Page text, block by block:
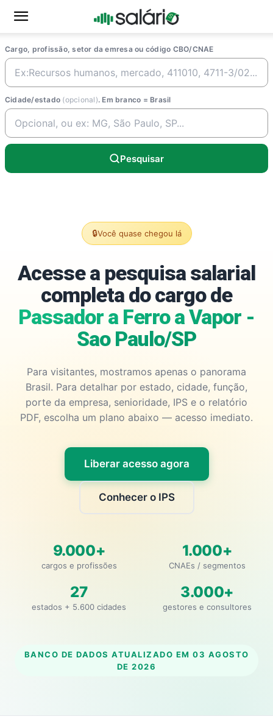
Cargo, profissão, setor da emresa ou código CBO/CNAE
Cidade/estado (opcional). Em branco = Brasil
Pesquisar
🔒Você quase chegou lá
Acesse a pesquisa salarial
completa do cargo de
Passador a Ferro a Vapor -
Sao Paulo/SP
Para visitantes, mostramos apenas o panorama
Brasil. Para detalhar por estado, cidade, função,
porte da empresa, senioridade, IPS e o relatório
PDF, escolha um plano abaixo — acesso imediato.
Liberar acesso agora
Conhecer o IPS
9.000+
cargos e profissões
1.000+
CNAEs / segmentos
27
estados + 5.600 cidades
3.000+
gestores e consultores
BANCO DE DADOS ATUALIZADO EM 03 AGOSTO
DE 2026